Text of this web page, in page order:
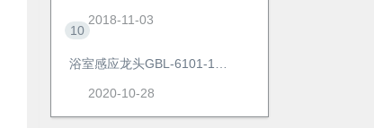
2018-11-03
10
2020-10-28